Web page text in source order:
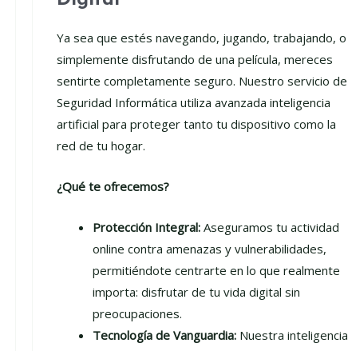
Ya sea que estés navegando, jugando, trabajando, o
simplemente disfrutando de una película, mereces
sentirte completamente seguro. Nuestro servicio de
Seguridad Informática utiliza avanzada inteligencia
artificial para proteger tanto tu dispositivo como la
red de tu hogar.
¿Qué te ofrecemos?
Protección Integral: Aseguramos tu actividad
online contra amenazas y vulnerabilidades,
permitiéndote centrarte en lo que realmente
importa: disfrutar de tu vida digital sin
preocupaciones.
Tecnología de Vanguardia: Nuestra inteligencia